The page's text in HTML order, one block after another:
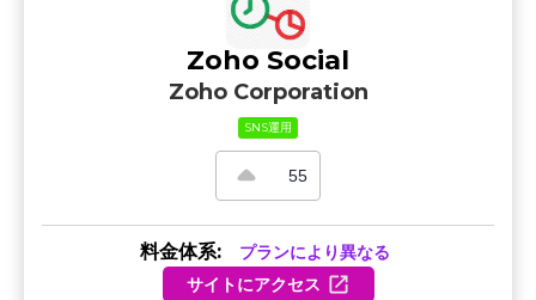
Zoho Social
Zoho Corporation
SNS運用
55
料金体系: プランにより異なる
サイトにアクセス